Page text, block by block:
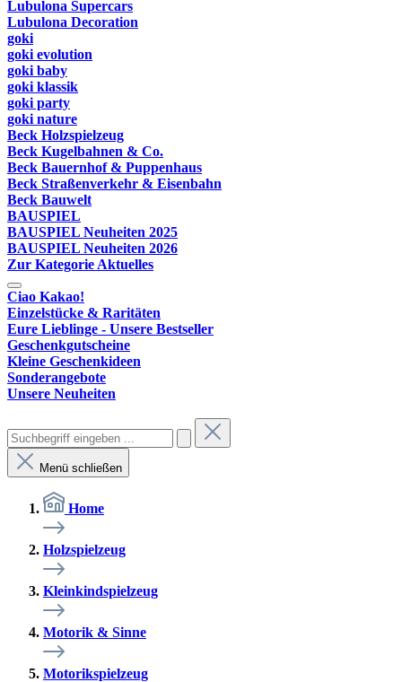
Lubulona Supercars
Lubulona Decoration
goki
goki evolution
goki baby
goki klassik
goki party
goki nature
Beck Holzspielzeug
Beck Kugelbahnen & Co.
Beck Bauernhof & Puppenhaus
Beck Straßenverkehr & Eisenbahn
Beck Bauwelt
BAUSPIEL
BAUSPIEL Neuheiten 2025
BAUSPIEL Neuheiten 2026
Zur Kategorie Aktuelles
Ciao Kakao!
Einzelstücke & Raritäten
Eure Lieblinge - Unsere Bestseller
Geschenkgutscheine
Kleine Geschenkideen
Sonderangebote
Unsere Neuheiten
Menü schließen
Home
Holzspielzeug
Kleinkindspielzeug
Motorik & Sinne
Motorikspielzeug